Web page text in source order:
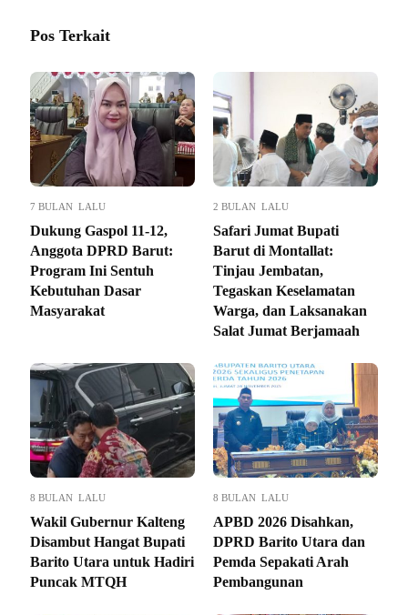
Pos Terkait
7 BULAN LALU
Dukung Gaspol 11-12,
Anggota DPRD Barut:
Program Ini Sentuh
Kebutuhan Dasar
Masyarakat
2 BULAN LALU
Safari Jumat Bupati
Barut di Montallat:
Tinjau Jembatan,
Tegaskan Keselamatan
Warga, dan Laksanakan
Salat Jumat Berjamaah
8 BULAN LALU
Wakil Gubernur Kalteng
Disambut Hangat Bupati
Barito Utara untuk Hadiri
Puncak MTQH
8 BULAN LALU
APBD 2026 Disahkan,
DPRD Barito Utara dan
Pemda Sepakati Arah
Pembangunan